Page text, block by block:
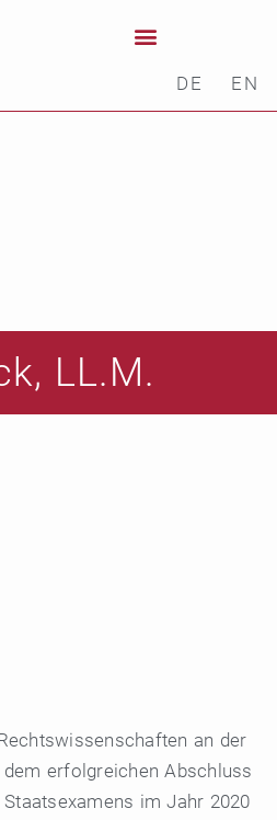
DE EN
LL.M.
an der
erfolgreichen Abschluss
im Jahr 2020